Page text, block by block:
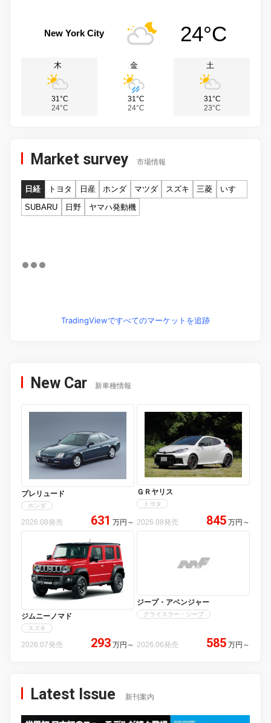
New York City 24°C
木
31°C
24°C
金
31°C
24°C
土
31°C
23°C
Market survey 市場情報
日経 トヨタ 日産 ホンダ マツダ スズキ 三菱
いすゞ
SUBARU
日野 ヤマハ発動機
TradingViewですべてのマーケットを追跡
New Car 新車種情報
プレリュード
ホンダ
2026.08発売 631 万円 ～
ＧＲヤリス
トヨタ
2026.08発売 845 万円 ～
ジムニーノマド
スズキ
2026.07発売 293 万円 ～
ジープ・アベンジャー
クライスラー・ジープ
2026.06発売 585 万円 ～
Latest Issue 新刊案内